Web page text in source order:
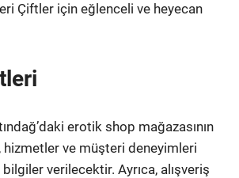
Çiftler için eğlenceli ve heyecan
erotik shop mağazasının
hizmetler ve müşteri deneyimleri
bilgiler verilecektir. Ayrıca, alışveriş